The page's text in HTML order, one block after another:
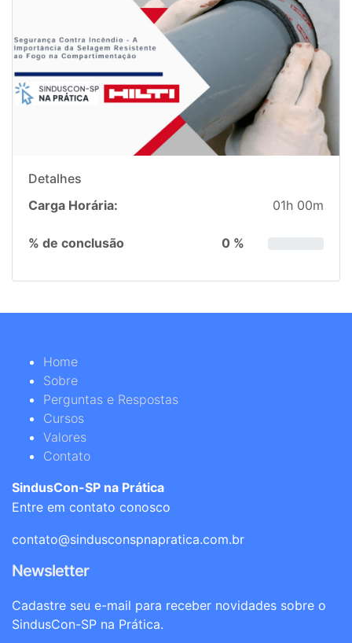
Detalhes
Carga Horária:
01h 00m
% de conclusão 0 %
Home
Sobre
Perguntas e Respostas
Cursos
Valores
Contato
SindusCon-SP na Prática
Entre em contato conosco
contato@sindusconspnapratica.com.br
Newsletter
Cadastre seu e-mail para receber novidades sobre o
SindusCon-SP na Prática.